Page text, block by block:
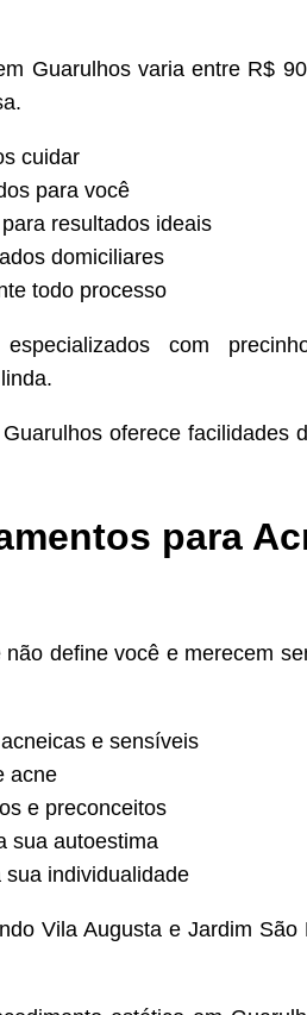
Guarulhos varia entre R$
cuidar
para você
resultados ideais
domiciliares
todo processo
com
oferece facilidades
para
define você e merecem
e sensíveis
acne
e preconceitos
sua autoestima
individualidade
Vila Augusta e Jardim